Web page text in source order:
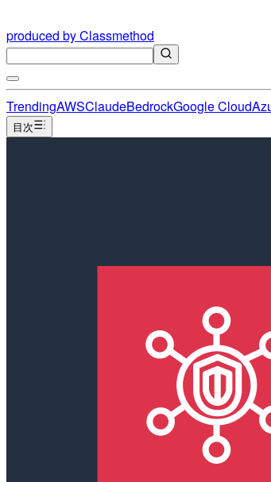
produced by Classmethod
TrendingAWSClaudeBedrockGoogle Cloud
目次